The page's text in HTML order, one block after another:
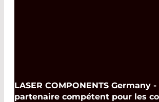
LASER COMPONENTS Germany
partenaire compétent pour les